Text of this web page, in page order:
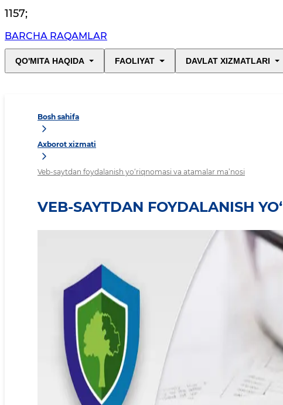
1157;
BARCHA RAQAMLAR
QO'MITA HAQIDA FAOLIYAT DAVLAT XIZMATLARI
Bosh sahifa
Axborot xizmati
Veb-saytdan foydalanish yo‘riqnomasi va atamalar ma’nosi
VEB-SAYTDAN FOYDALANISH